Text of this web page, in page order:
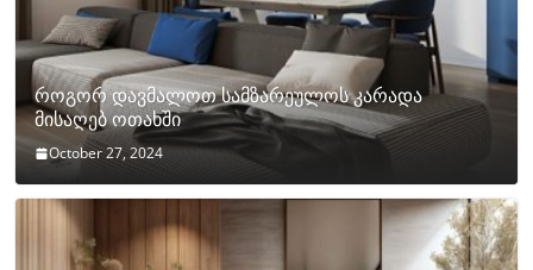
როგორ დავმალოთ სამზარეულოს კარადა
მისაღებ ოთახში
October 27, 2024